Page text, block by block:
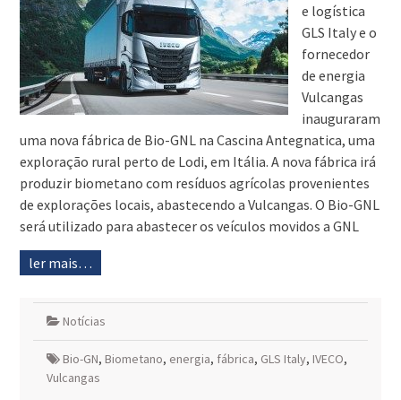
e logística
GLS Italy e o
fornecedor
de energia
Vulcangas
inauguraram
uma nova fábrica de Bio-GNL na Cascina Antegnatica, uma
exploração rural perto de Lodi, em Itália. A nova fábrica irá
produzir biometano com resíduos agrícolas provenientes
de explorações locais, abastecendo a Vulcangas. O Bio-GNL
será utilizado para abastecer os veículos movidos a GNL
ler mais…
Notícias
Bio-GN, Biometano, energia, fábrica, GLS Italy, IVECO,
Vulcangas